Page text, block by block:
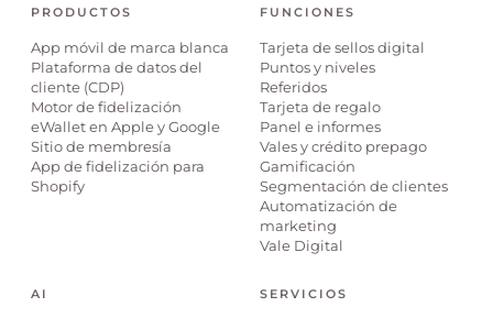
PRODUCTOS
App móvil de marca blanca
Plataforma de datos del
cliente (CDP)
Motor de fidelización
eWallet en Apple y Google
Sitio de membresía
App de fidelización para
Shopify
FUNCIONES
Tarjeta de sellos digital
Puntos y niveles
Referidos
Tarjeta de regalo
Panel e informes
Vales y crédito prepago
Gamificación
Segmentación de clientes
Automatización de
marketing
Vale Digital
AI SERVICIOS